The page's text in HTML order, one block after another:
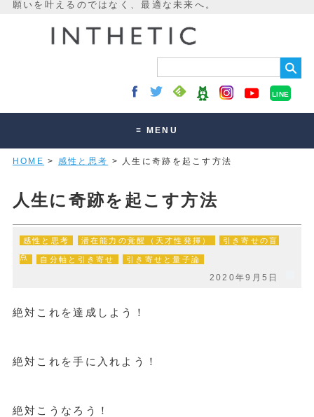
LINE
≡ MENU
未来最適化とは
講座・セッション
読みもの
HOME > 感性と思考 > 人生に奇跡を起こす方法
人生に奇跡を起こす方法
感性と思考 潜在能力の覚醒（天才性発揮） 引き寄せの盲
点 自分軸と引き寄せ 引き寄せと量子論
2020年9月5日
絶対これを達成しよう！
絶対これを手に入れよう！
絶対こうなろう！